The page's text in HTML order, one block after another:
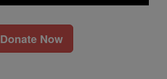
Donate Now